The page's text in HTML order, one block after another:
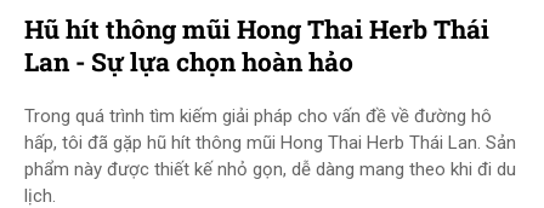
Hũ hít thông mũi Hong Thai Herb Thái
Lan - Sự lựa chọn hoàn hảo
Trong quá trình tìm kiếm giải pháp cho vấn đề về đường hô
hấp, tôi đã gặp hũ hít thông mũi Hong Thai Herb Thái Lan. Sản
phẩm này được thiết kế nhỏ gọn, dễ dàng mang theo khi đi du
lịch.